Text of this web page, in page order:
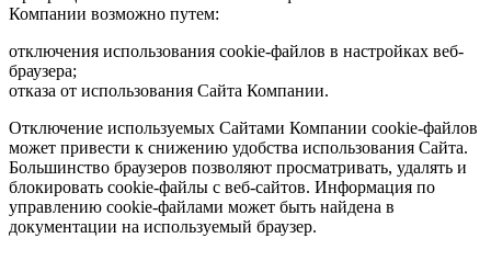
Компании возможно путем:
отключения использования cookie-файлов в настройках веб-
браузера;
отказа от использования Сайта Компании.
Отключение используемых Сайтами Компании cookie-файлов
может привести к снижению удобства использования Сайта.
Большинство браузеров позволяют просматривать, удалять и
блокировать cookie-файлы c веб-сайтов. Информация по
управлению cookie-файлами может быть найдена в
документации на используемый браузер.